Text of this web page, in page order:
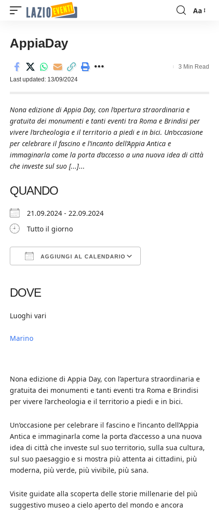
Font
Aa
AppiaDay
Last updated: 13/09/2024
3 Min Read
Nona edizione di Appia Day, con l’apertura straordinaria e
gratuita dei monumenti e tanti eventi tra Roma e Brindisi per
vivere l’archeologia e il territorio a piedi e in bici. Un’occasione
per celebrare il fascino e l’incanto dell’Appia Antica e
immaginarla come la porta d’accesso a una nuova idea di città
che investe sul suo [...]...
QUANDO
21.09.2024 - 22.09.2024
Tutto il giorno
AGGIUNGI AL CALENDARIO
DOVE
Luoghi vari
Marino
Nona edizione di Appia Day, con l’apertura straordinaria e
gratuita dei monumenti e tanti eventi tra Roma e Brindisi
per vivere l’archeologia e il territorio a piedi e in bici.
Un’occasione per celebrare il fascino e l’incanto dell’Appia
Antica e immaginarla come la porta d’accesso a una nuova
idea di città che investe sul suo territorio, sulla sua cultura,
sul suo paesaggio e si mostra più attenta ai cittadini, più
moderna, più verde, più vivibile, più sana.
Visite guidate alla scoperta delle storie millenarie del più
suggestivo museo a cielo aperto del mondo e ancora